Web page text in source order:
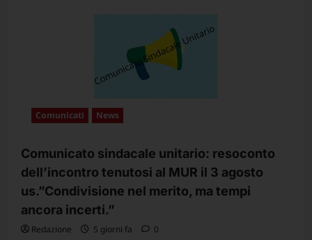
Comunicati News
Comunicato sindacale unitario: resoconto
dell’incontro tenutosi al MUR il 3 agosto
us.”Condivisione nel merito, ma tempi
ancora incerti.”
Redazione 5 giorni fa 0